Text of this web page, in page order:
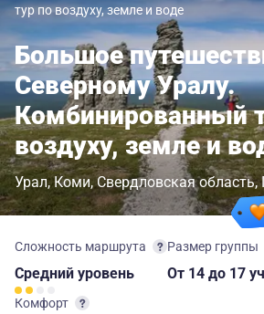
тур по воздуху, земле и воде
Большое
Северному Уралу.
Комбинированный
воздуху, земле и
Урал Коми Свердловская область
Сложность маршрута
Средний уровень
Комфорт
Размер группы
От 14 до 17